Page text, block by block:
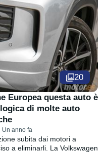
20
Europea questa auto è
di molte auto
Un anno fa
subita dai motori a
a eliminarli. La Volkswagen